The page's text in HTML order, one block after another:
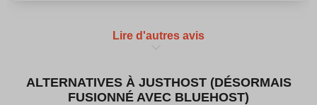
Lire d'autres avis
ALTERNATIVES À JUSTHOST (DÉSORMAIS
FUSIONNÉ AVEC BLUEHOST)